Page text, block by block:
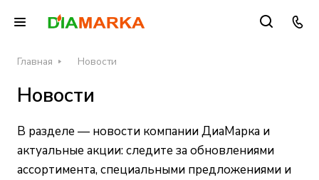
Главная Новости
Новости
В разделе — новости компании ДиаМарка и
актуальные акции: следите за обновлениями
ассортимента, специальными предложениями и